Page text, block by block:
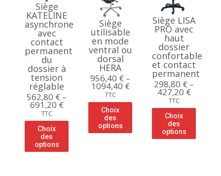
Siège
KATELINE
asynchrone
avec
contact
permanent
du
dossier à
tension
réglable
562,80 € –
691,20 €
TTC
Choix
des
options
Siège LISA
PRO avec
haut
dossier
confortable
et contact
permanent
298,80 € –
427,20 €
TTC
Choix
des
options
Siège
utilisable
en mode
ventral ou
dorsal
HERA
956,40 € –
1094,40 €
TTC
Choix
des
options